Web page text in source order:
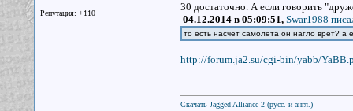
Репутация: +110
30 достаточно. А если говорить
04.12.2014 в 05:09:51, Swar1988
то есть насчёт самолёта он нагло врёт? а
http://forum.ja2.su/cgi-bin/yabb/
Скачать Jagged Alliance 2 (русс. и англ.)